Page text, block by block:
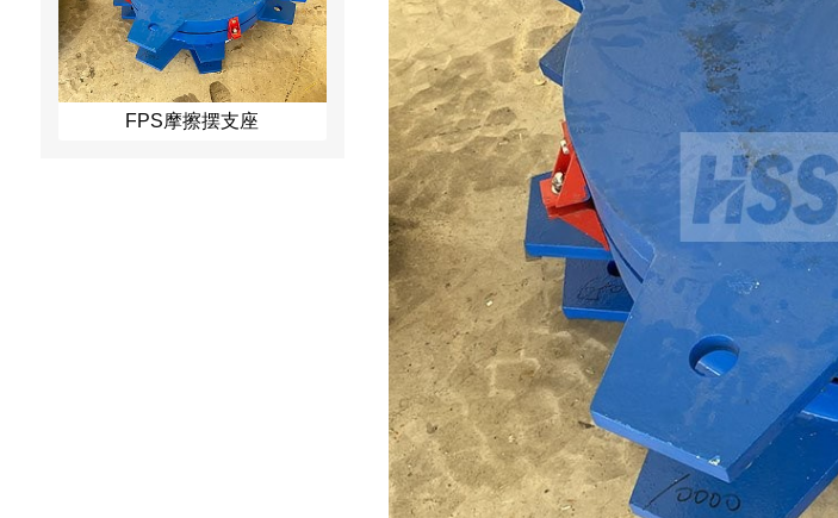
FPS摩擦摆支座